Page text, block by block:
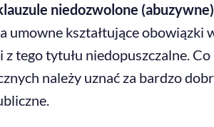
niedozwolone (abuzywne)
umowne kształtujące obowiązki
z tego tytułu niedopuszczalne.
należy uznać za bardzo